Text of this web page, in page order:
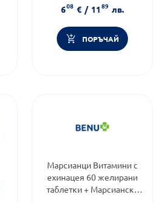
608 € / 1189 лв.
ПОРЪЧАЙ
Марсианци Витамини с
ехинацея 60 желирани
таблетки + Марсианска